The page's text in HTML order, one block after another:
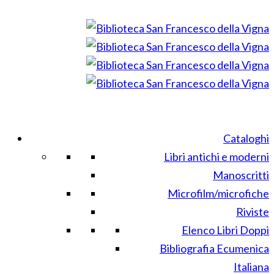
Cataloghi
Libri antichi e moderni
Manoscritti
Microfilm/microfiche
Riviste
Elenco Libri Doppi
Bibliografia Ecumenica
Italiana